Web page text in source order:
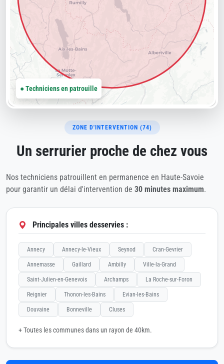
ZONE D'INTERVENTION (74)
Un serrurier proche de chez vous
Nos techniciens patrouillent en permanence en Haute-Savoie
pour garantir un délai d'intervention de 30 minutes maximum.
Principales villes desservies :
Annecy Annecy-le-Vieux Seynod Cran-Gevrier
Annemasse Gaillard Ambilly Ville-la-Grand
Saint-Julien-en-Genevois Archamps La Roche-sur-Foron
Reignier Thonon-les-Bains Evian-les-Bains
Douvaine Bonneville Cluses
+ Toutes les communes dans un rayon de 40km.
● Techniciens en patrouille